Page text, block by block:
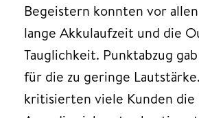
Begeistern konnten vor
lange Akkulaufzeit und die
Tauglichkeit. Punktabzug
für die zu geringe
kritisierten viele Kunden